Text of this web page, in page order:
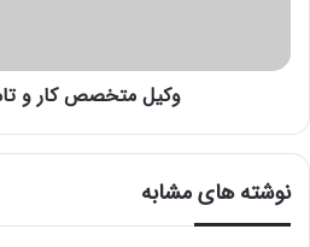
وکیل متخصص کار و
نوشته های مشابه